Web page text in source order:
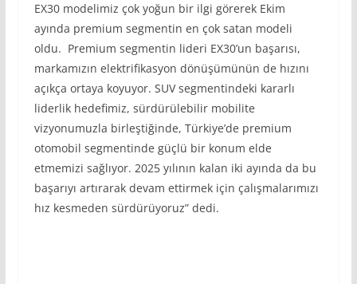
EX30 modelimiz çok yoğun bir ilgi görerek Ekim
ayında premium segmentin en çok satan modeli
oldu. Premium segmentin lideri EX30’un başarısı,
markamızın elektrifikasyon dönüşümünün de hızını
açıkça ortaya koyuyor. SUV segmentindeki kararlı
liderlik hedefimiz, sürdürülebilir mobilite
vizyonumuzla birleştiğinde, Türkiye’de premium
otomobil segmentinde güçlü bir konum elde
etmemizi sağlıyor. 2025 yılının kalan iki ayında da bu
başarıyı artırarak devam ettirmek için çalışmalarımızı
hız kesmeden sürdürüyoruz” dedi.